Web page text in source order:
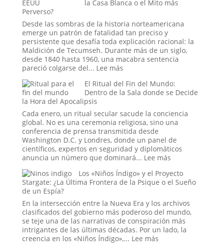
Sedujeron
a
la
Nueva
Era
Sueño:
La
Pesadilla
Digital
que
se
Hizo
Pasar
por
Historia
la Casa Blanca o el Mito más
Perverso?
Desde las sombras de la historia norteamericana
emerge un patrón de fatalidad tan preciso y
persistente que desafía toda explicación racional: la
Maldición de Tecumseh. Durante más de un siglo,
desde 1840 hasta 1960, una macabra sentencia
pareció colgarse del... Lee más:
Maldición
de
¿La
Estadística
más
Espeluznante
de
la
Blanca
o
Mito
más
Perverso?
El Ritual del Fin del Mundo:
Dentro de la Sala donde se Decide
la Hora del Apocalipsis
Cada enero, un ritual secular sacude la conciencia
global. No es una ceremonia religiosa, sino una
conferencia de prensa transmitida desde
Washington D.C. y Londres, donde un panel de
científicos, expertos en seguridad y diplomáticos
anuncia un número que dominará... Lee más:
Ritual
del
del
Mundo:
Dentro
de
Los «Niños Índigo» y el Proyecto
Stargate: ¿La Última Frontera de la Psique o el Sueño
de un Espía?
En la intersección entre la Nueva Era y los archivos
clasificados del gobierno más poderoso del mundo,
se teje una de las narrativas de conspiración más
intrigantes de las últimas décadas. Por un lado, la
creencia en los «Niños Índigo»,... Lee más: